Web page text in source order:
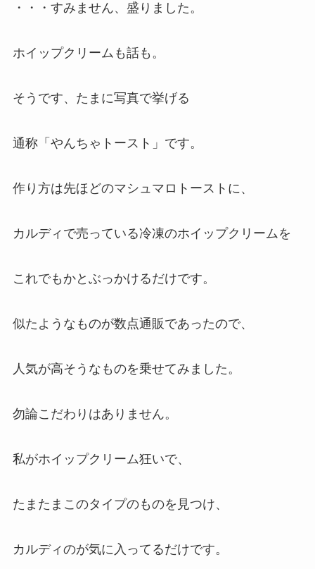
・・・すみません、盛りました。
ホイップクリームも話も。
そうです、たまに写真で挙げる
通称「やんちゃトースト」です。
作り方は先ほどのマシュマロトーストに、
カルディで売っている冷凍のホイップクリームを
これでもかとぶっかけるだけです。
似たようなものが数点通販であったので、
人気が高そうなものを乗せてみました。
勿論こだわりはありません。
私がホイップクリーム狂いで、
たまたまこのタイプのものを見つけ、
カルディのが気に入ってるだけです。